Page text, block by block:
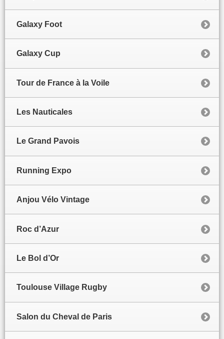
Galaxy Foot
Galaxy Cup
Tour de France à la Voile
Les Nauticales
Le Grand Pavois
Running Expo
Anjou Vélo Vintage
Roc d’Azur
Le Bol d’Or
Toulouse Village Rugby
Salon du Cheval de Paris